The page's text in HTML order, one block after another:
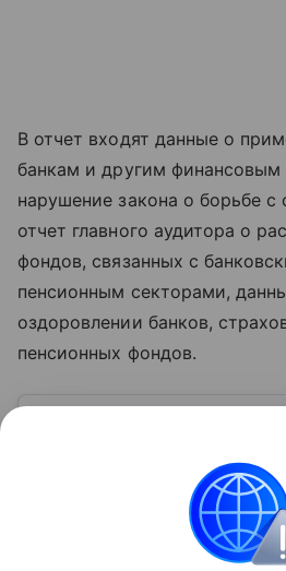
В отчет входят данные о
банкам и другим финансовым
нарушение закона о борьбе с
отчет главного аудитора о
фондов, связанных с
пенсионным секторами,
оздоровлении банков,
пенсионных фондов.
методы и инструменты
Расскажем, кто управляет
страны и как строится ее